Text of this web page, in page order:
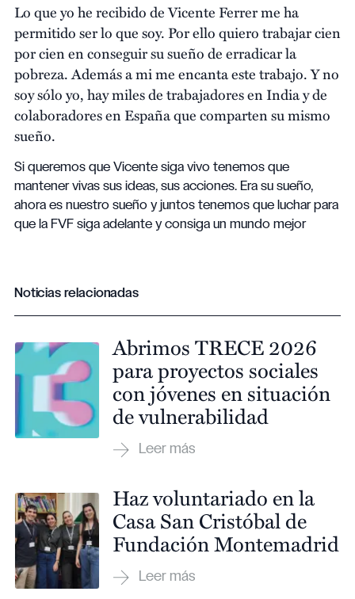
Lo que yo he recibido de Vicente Ferrer me ha
permitido ser lo que soy. Por ello quiero trabajar cien
por cien en conseguir su sueño de erradicar la
pobreza. Además a mi me encanta este trabajo. Y no
soy sólo yo, hay miles de trabajadores en India y de
colaboradores en España que comparten su mismo
sueño.
Si queremos que Vicente siga vivo tenemos que
mantener vivas sus ideas, sus acciones. Era su sueño,
ahora es nuestro sueño y juntos tenemos que luchar para
que la FVF siga adelante y consiga un mundo mejor
Noticias relacionadas
Abrimos TRECE 2026
para proyectos sociales
con jóvenes en situación
de vulnerabilidad
Haz voluntariado en la
Casa San Cristóbal de
Fundación Montemadrid